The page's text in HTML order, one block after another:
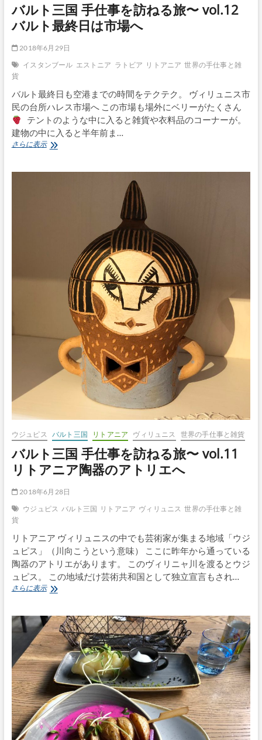
バルト三国 手仕事を訪ねる旅〜 vol.12
バルト最終日は市場へ
2018年6月29日
イスタンブール エストニア ラトビア リトアニア 世界の手仕事と雑
貨
バルト最終日も空港までの時間をテクテク。 ヴィリュニス市
民の台所ハレス市場へ この市場も場外にベリーがたくさん
テントのような中に入ると雑貨や衣料品のコーナーが。
建物の中に入ると半年前ま…
さらに表示バ
vol.12
場
ウジュピス バルト三国 リトアニア ヴィリュニス 世界の手仕事と雑貨
バルト三国 手仕事を訪ねる旅〜 vol.11
リトアニア陶器のアトリエへ
2018年6月28日
ウジュピス バルト三国 リトアニア ヴィリュニス 世界の手仕事と雑
貨
リトアニア ヴィリュニスの中でも芸術家が集まる地域「ウジ
ュピス」（川向こうという意味） ここに昨年から通っている
陶器のアトリエがあります。 このヴィリニャ川を渡るとウジ
ュピス。 この地域だけ芸術共和国として独立宣言もされ…
さらに表示バ
三
国
手
仕
事
を
訪
る
旅〜
vol.11
リ